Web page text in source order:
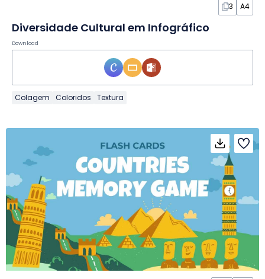
3 A4
Diversidade Cultural em Infográfico
Download
Colagem Coloridos Textura